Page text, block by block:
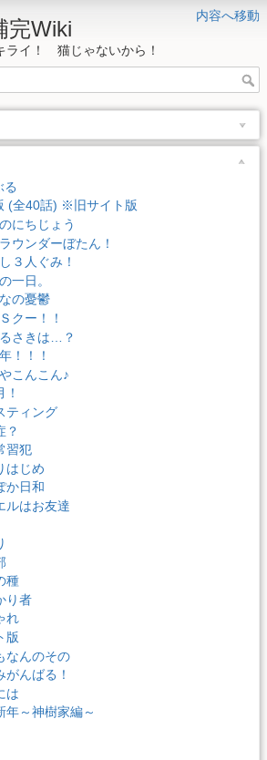
内容へ移動
完Wiki
ライ！ 猫じゃないから！
る
(全40話) ※旧サイト版
にちじょう
ウンダーぼたん！
３人ぐみ！
一日。
の憂鬱
クー！！
さきは…？
！！！
こんこん♪
ィング
？
習犯
じめ
日和
はお友達
種
り者
れ
版
んのその
んばる！
は
～神樹家編～